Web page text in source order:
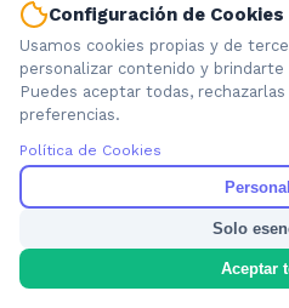
Información local que
Plata y la provincia
Configuración de Cookies
Usamos cookies propias y de
personalizar contenido y
Puedes aceptar todas,
preferencias.
Política de Cookies
Solo
Aceptar